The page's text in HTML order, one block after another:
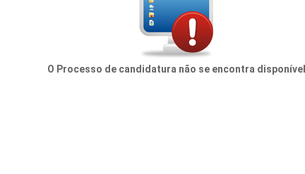
O Processo de candidatura não se encontra disponível